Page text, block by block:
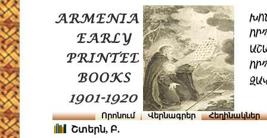
Որոնում Վերնագրեր Հեղինակներ
Շտերն, Բ.